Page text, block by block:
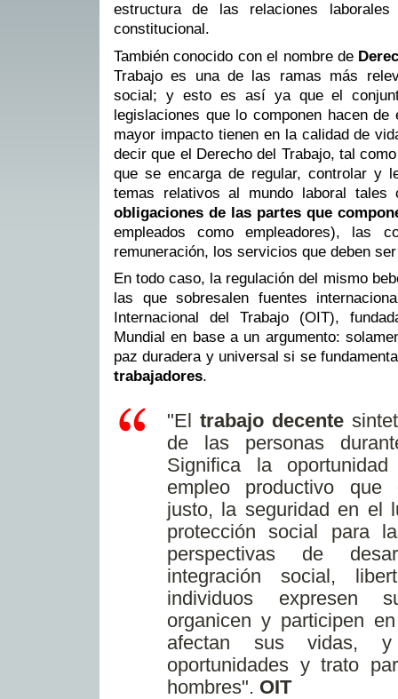
estructura de las relaciones
constitucional.
También conocido con el nombre de
Trabajo es una de las ramas más
social; y esto es así ya que el
legislaciones que lo componen hacen
mayor impacto tienen en la calidad de
decir que el Derecho del Trabajo, tal
que se encarga de regular, controlar y
temas relativos al mundo laboral
obligaciones de las partes que
empleados como empleadores), las
remuneración, los servicios que deben
En todo caso, la regulación del mismo
las que sobresalen fuentes
Internacional del Trabajo (OIT),
Mundial en base a un argumento:
paz duradera y universal si se
trabajadores.
"El trabajo decente
de las personas
Significa la
empleo productivo que
justo, la seguridad en el
protección social para
perspectivas de
integración social,
individuos expresen
organicen y participen
afectan sus vidas,
oportunidades y trato
hombres". OIT